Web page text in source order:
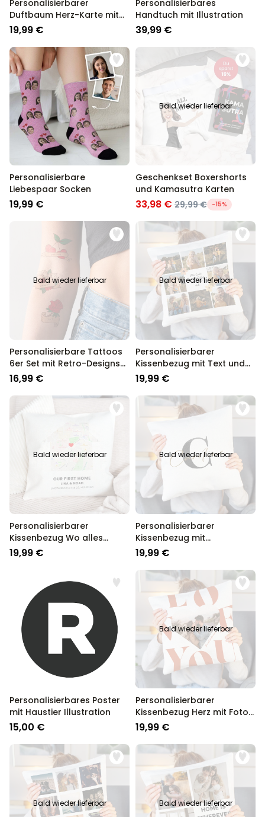
Personalisierbarer
Duftbaum Herz-Karte mit
Foto
19,99 €
Personalisierbares
Handtuch mit Illustration
39,99 €
Personalisierbare
Liebespaar Socken
19,99 €
Bald wieder lieferbar
Geschenkset Boxershorts
und Kamasutra Karten
33,98 € 29,99 € -15%
Bald wieder lieferbar
Personalisierbare Tattoos
6er Set mit Retro-Designs
und Text
16,99 €
Bald wieder lieferbar
Personalisierbarer
Kissenbezug mit Text und
Symbole
19,99 €
Bald wieder lieferbar
Personalisierbarer
Kissenbezug Wo alles
Begann
19,99 €
Bald wieder lieferbar
Personalisierbarer
Kissenbezug mit
Monogramm
19,99 €
Personalisierbares Poster
mit Haustier Illustration
15,00 €
Bald wieder lieferbar
Personalisierbarer
Kissenbezug Herz mit Foto
und Text
19,99 €
Bald wieder lieferbar Bald wieder lieferbar